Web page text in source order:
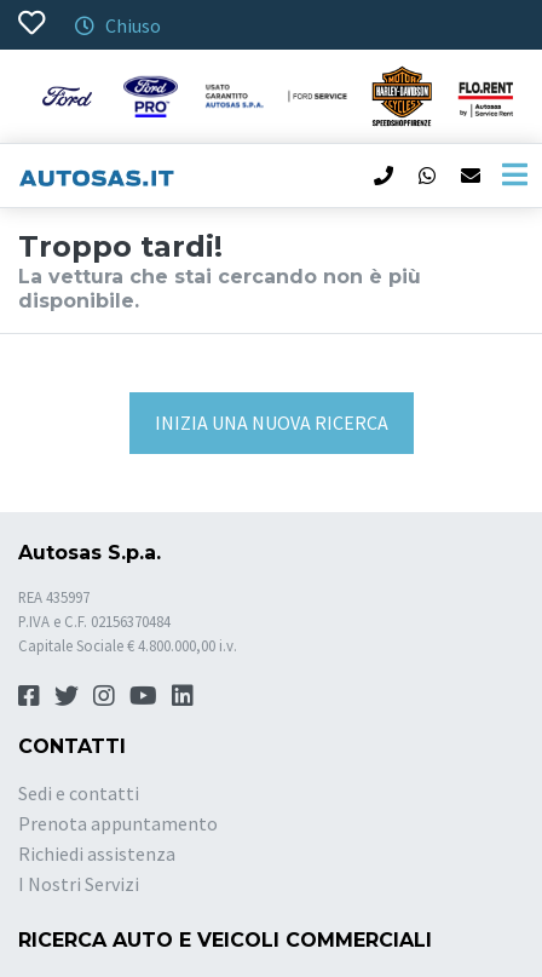
Chiuso
Troppo tardi!
La vettura che stai cercando non è più
disponibile.
INIZIA UNA NUOVA RICERCA
Autosas S.p.a.
REA 435997
P.IVA e C.F. 02156370484
Capitale Sociale € 4.800.000,00 i.v.
CONTATTI
Sedi e contatti
Prenota appuntamento
Richiedi assistenza
I Nostri Servizi
RICERCA AUTO E VEICOLI COMMERCIALI